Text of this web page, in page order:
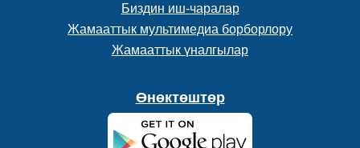
Биздин иш-чаралар
Жамааттык мультимедиа борборлору
Жамааттык үналгылар
Өнөктөштөр